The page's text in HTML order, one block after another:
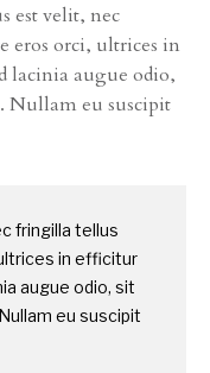
est velit, nec
eros orci, ultrices in
lacinia augue odio,
Nullam eu suscipit
fringilla tellus
in efficitur
augue odio, sit
eu suscipit